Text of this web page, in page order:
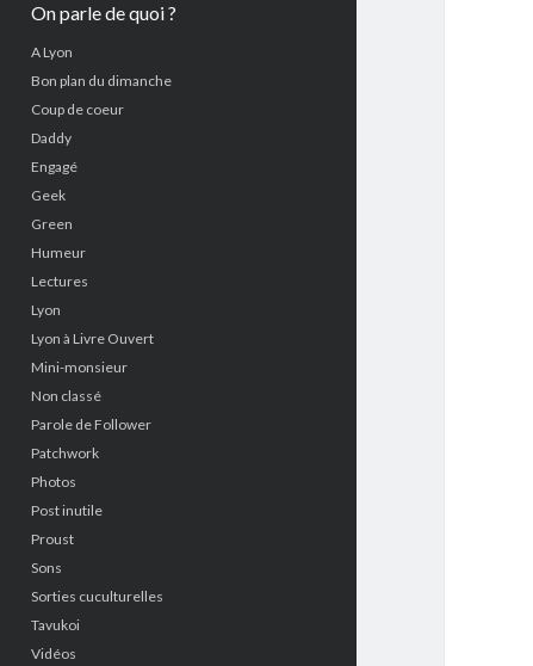
On parle de quoi ?
A Lyon
Bon plan du dimanche
Coup de coeur
Daddy
Engagé
Geek
Green
Humeur
Lectures
Lyon
Lyon à Livre Ouvert
Mini-monsieur
Non classé
Parole de Follower
Patchwork
Photos
Post inutile
Proust
Sons
Sorties cuculturelles
Tavukoi
Vidéos